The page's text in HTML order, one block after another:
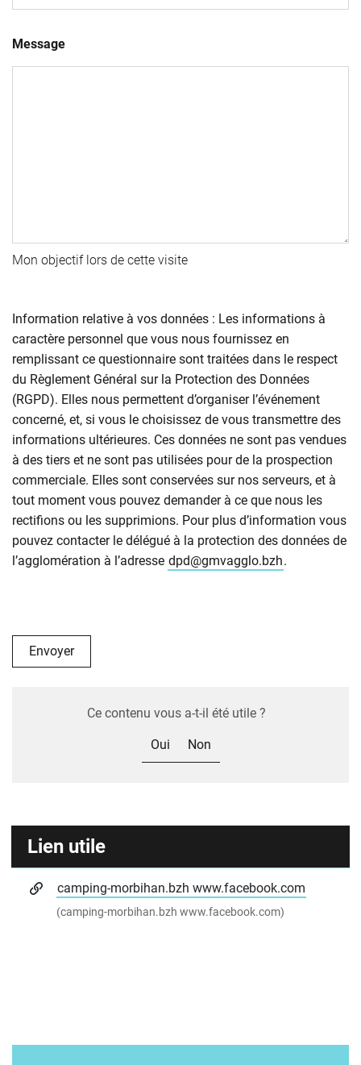
Message
Mon objectif lors de cette visite
Information relative à vos données : Les informations à
caractère personnel que vous nous fournissez en
remplissant ce questionnaire sont traitées dans le respect
du Règlement Général sur la Protection des Données
(RGPD). Elles nous permettent d’organiser l’événement
concerné, et, si vous le choisissez de vous transmettre des
informations ultérieures. Ces données ne sont pas vendues
à des tiers et ne sont pas utilisées pour de la prospection
commerciale. Elles sont conservées sur nos serveurs, et à
tout moment vous pouvez demander à ce que nous les
rectifions ou les supprimions. Pour plus d’information vous
pouvez contacter le délégué à la protection des données de
l’agglomération à l’adresse dpd@gmvagglo.bzh.
Ce contenu vous a-t-il été utile ?
Oui Non
Informations complémentaires
Lien utile
camping-morbihan.bzh www.facebook.com
(camping-morbihan.bzh www.facebook.com)